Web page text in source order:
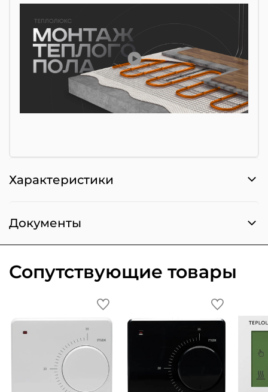
Характеристики
Документы
Сопутствующие товары